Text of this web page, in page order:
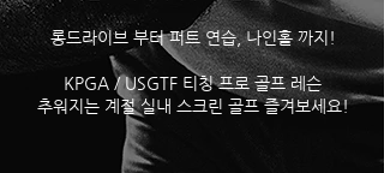
롱드라이브 부터퍼트연습,나인홀까지!
KPGA / USGTF 티칭 프로 골프 레슨
추워지는 계절 실내 스크린 골프 즐겨보세요!